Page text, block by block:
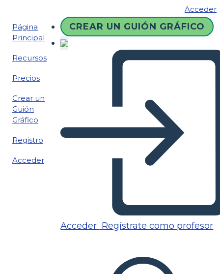
Acceder
Página
Principal
Recursos
Precios
Crear un
Guión
Gráfico
Registro
Acceder
CREAR UN GUIÓN GRÁFICO
Acceder Regístrate como profesor